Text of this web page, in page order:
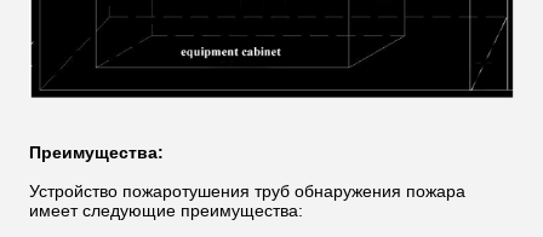
Преимущества:
Устройство пожаротушения труб обнаружения пожара
имеет следующие преимущества: